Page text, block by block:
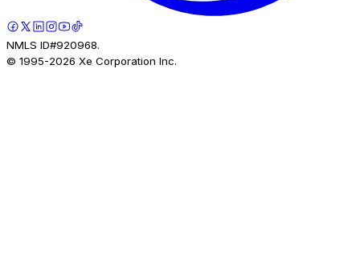
NMLS ID#920968.
© 1995-2026 Xe Corporation Inc.